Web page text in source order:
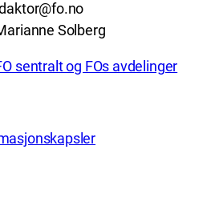
Solberg
sentralt og FOs avdelinger